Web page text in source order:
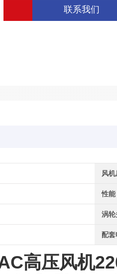
联系我们
风
性能
涡轮
配套
高压风机